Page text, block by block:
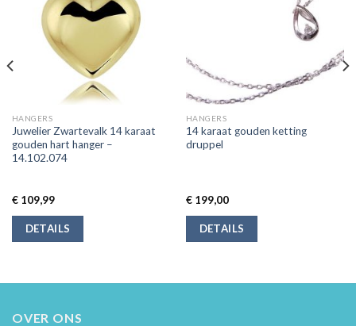
HANGERS
Juwelier Zwartevalk 14 karaat
gouden hart hanger –
14.102.074
€109,99
DETAILS
HANGERS
14 karaat gouden ketting
druppel
€199,00
DETAILS
OVER ONS